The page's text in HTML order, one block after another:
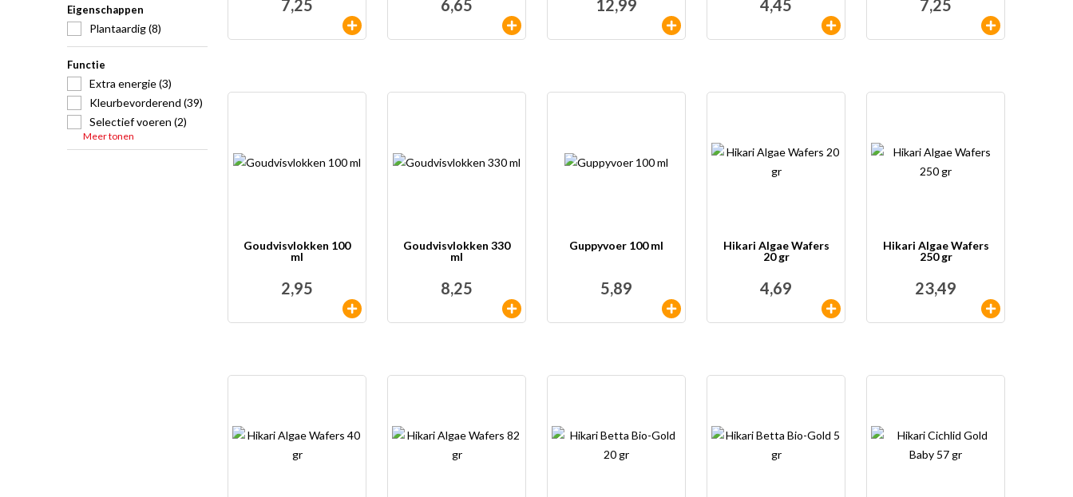
Eigenschappen
Plantaardig (8)
Functie
Extra energie (3)
Kleurbevorderend (39)
Selectief voeren (2)
Meer tonen
7,25 6,65 12,99 4,45 7,25
Goudvisvlokken 100
ml
2,95
Goudvisvlokken 330
ml
8,25
Guppyvoer 100 ml
5,89
Hikari Algae Wafers
20 gr
4,69
Hikari Algae Wafers
250 gr
23,49